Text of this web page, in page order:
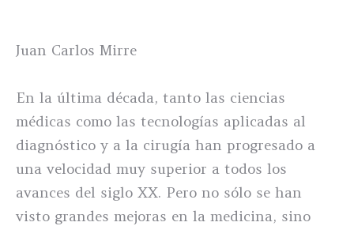
Juan Carlos Mirre
En la última década, tanto las ciencias
médicas como las tecnologías aplicadas al
diagnóstico y a la cirugía han progresado a
una velocidad muy superior a todos los
avances del siglo XX. Pero no sólo se han
visto grandes mejoras en la medicina, sino